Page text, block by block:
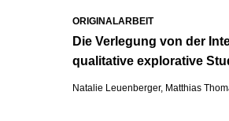
ORIGINALARBEIT
Die Verlegung von der
qualitative explorative
Natalie Leuenberger, Matthias